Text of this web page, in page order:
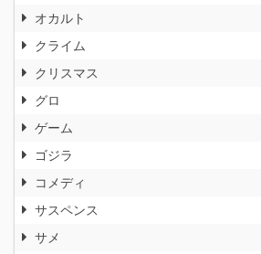
オカルト
クライム
クリスマス
グロ
ゲーム
ゴジラ
コメディ
サスペンス
サメ